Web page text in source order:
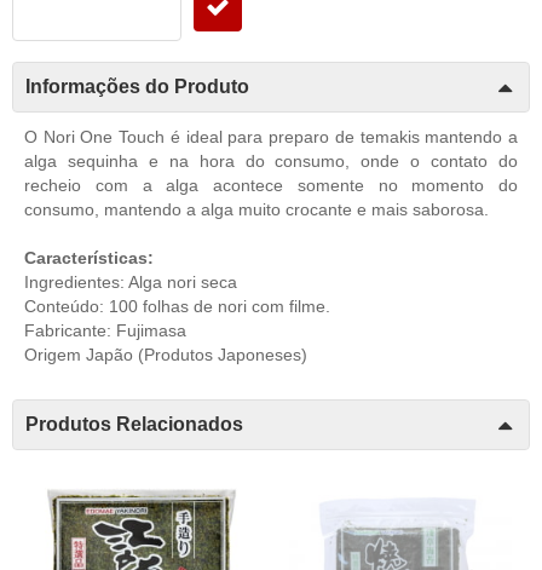
Informações do Produto
O Nori One Touch é ideal para preparo de temakis mantendo a
alga sequinha e na hora do consumo, onde o contato do
recheio com a alga acontece somente no momento do
consumo, mantendo a alga muito crocante e mais saborosa.
Características:
Ingredientes: Alga nori seca
Conteúdo: 100 folhas de nori com filme.
Fabricante: Fujimasa
Origem Japão (Produtos Japoneses)
Produtos Relacionados